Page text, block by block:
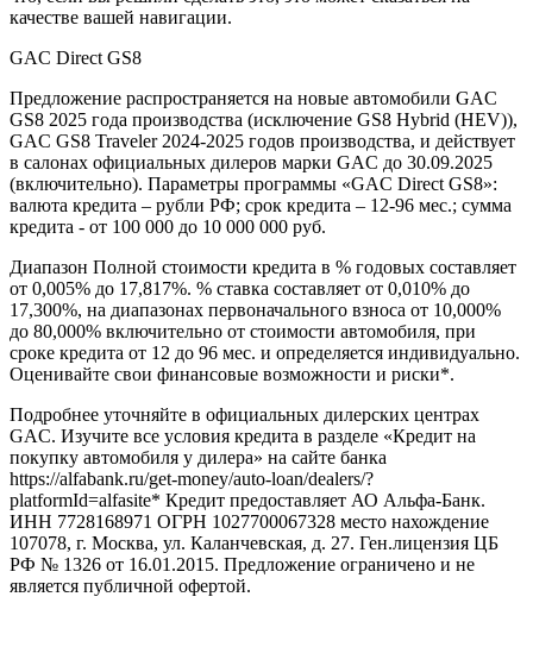
качестве вашей навигации.
GAC Direct GS8
Предложение распространяется на новые автомобили GAC
GS8 2025 года производства (исключение GS8 Hybrid (HEV)),
GAC GS8 Traveler 2024-2025 годов производства, и действует
в салонах официальных дилеров марки GAC до 30.09.2025
(включительно). Параметры программы «GAC Direct GS8»:
валюта кредита – рубли РФ; срок кредита – 12-96 мес.; сумма
кредита - от 100 000 до 10 000 000 руб.
Диапазон Полной стоимости кредита в % годовых составляет
от 0,005% до 17,817%. % ставка составляет от 0,010% до
17,300%, на диапазонах первоначального взноса от 10,000%
до 80,000% включительно от стоимости автомобиля, при
сроке кредита от 12 до 96 мес. и определяется индивидуально.
Оценивайте свои финансовые возможности и риски*.
Подробнее уточняйте в официальных дилерских центрах
GAC. Изучите все условия кредита в разделе «Кредит на
покупку автомобиля у дилера» на сайте банка
https://alfabank.ru/get-money/auto-loan/dealers/?
platformId=alfasite* Кредит предоставляет АО Альфа-Банк.
ИНН 7728168971 ОГРН 1027700067328 место нахождение
107078, г. Москва, ул. Каланчевская, д. 27. Ген.лицензия ЦБ
РФ № 1326 от 16.01.2015. Предложение ограничено и не
является публичной офертой.